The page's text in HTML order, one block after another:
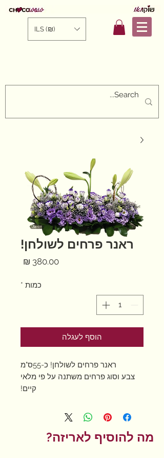
ILS (₪)
ראנר פרחים לשולחן!
כמות *
הוסף לעגלה
ראנר פרחים לשולחן! כ-55ס"מ
צבע וסוג פרחים משתנה על פי מלאי
קיים!
מה להוסיף לאריזה?